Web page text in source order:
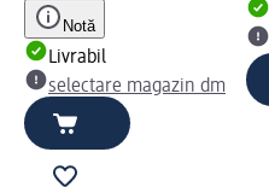
Notă
Livrabil
selectare magazin dm